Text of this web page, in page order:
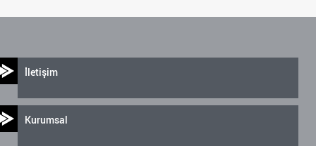
İletişim
Kurumsal